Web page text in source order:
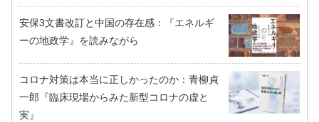
安保3文書改訂と中国の存在感：『エネルギ
ーの地政学』を読みながら
コロナ対策は本当に正しかったのか：青柳貞
一郎『臨床現場からみた新型コロナの虚と
実』